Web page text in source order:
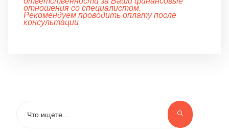
отношения со специалистом.
Рекомендуем проводить оплату после
консультации